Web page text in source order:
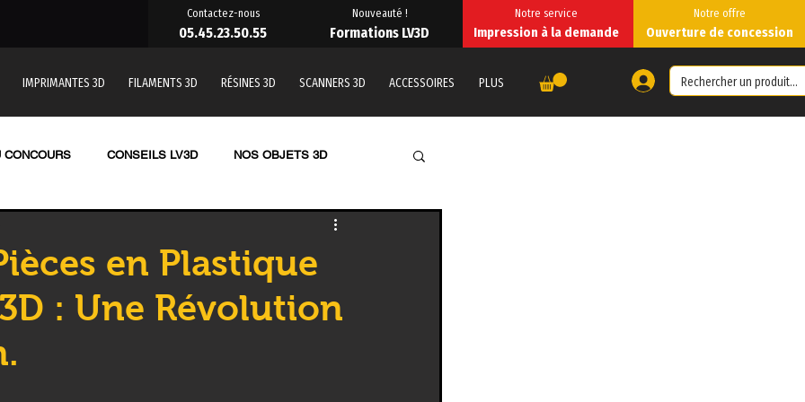
05.45.23.50.55
Contactez-nous
Formations LV3D
Nouveauté !
Impression à la demande
Notre service
Ouverture de concession
Notre offre
IMPRIMANTES 3D FILAMENTS 3D RÉSINES 3D SCANNERS 3D ACCESSOIRES PLUS
CONCOURS CONSEILS LV3D NOS OBJETS 3D
3D RESINE
SCANNER 3D OUTILLAGE Formation impression 3D
pièce en 3D
en Plastique
: Une Révolution